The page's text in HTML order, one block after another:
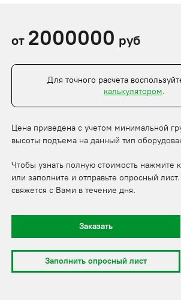
от 2000000 руб
Для точного расчета
калькулятором.
Цена приведена с учетом минимальной
высоты подъема на данный тип
Чтобы узнать полную стоимость нажмите
или заполните и отправьте опросный
свяжется с Вами в течение дня.
Заказать
Заполнить опросный лист